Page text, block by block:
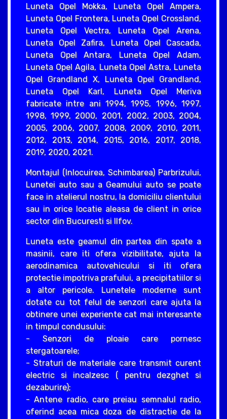
Luneta Opel Mokka, Luneta Opel Ampera,
Luneta Opel Frontera, Luneta Opel Crossland,
Luneta Opel Vectra, Luneta Opel Arena,
Luneta Opel Zafira, Luneta Opel Cascada,
Luneta Opel Antara, Luneta Opel Adam,
Luneta Opel Agila, Luneta Opel Astra, Luneta
Opel Grandland X, Luneta Opel Grandland,
Luneta Opel Karl, Luneta Opel Meriva
fabricate intre ani 1994, 1995, 1996, 1997,
1998, 1999, 2000, 2001, 2002, 2003, 2004,
2005, 2006, 2007, 2008, 2009, 2010, 2011,
2012, 2013, 2014, 2015, 2016, 2017, 2018,
2019, 2020, 2021.
Montajul (Inlocuirea, Schimbarea) Parbrizului,
Lunetei auto sau a Geamului auto se poate
face in atelierul nostru, la domiciliu clientului
sau in orice locatie aleasa de client in orice
sector din Bucuresti si Ilfov.
Luneta este geamul din partea din spate a
masinii, care iti ofera vizibilitate, ajuta la
aerodinamica autovehicului si iti ofera
protectie impotriva prafului, a precipitatiilor si
a altor pericole. Lunetele moderne sunt
dotate cu tot felul de senzori care ajuta la
obtinere unei experiente cat mai interesante
in timpul condusului:
- Senzori de ploaie care pornesc
stergatoarele;
- Straturi de materiale care transmit curent
electric si incalzesc ( pentru dezghet si
dezaburire);
- Antene radio, care preiau semnalul radio,
oferind acea mica doza de distractie de la